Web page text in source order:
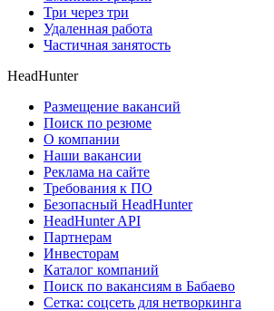
Три через три
Удаленная работа
Частичная занятость
HeadHunter
Размещение вакансий
Поиск по резюме
О компании
Наши вакансии
Реклама на сайте
Требования к ПО
Безопасный HeadHunter
HeadHunter API
Партнерам
Инвесторам
Каталог компаний
Поиск по вакансиям в Бабаево
Сетка: соцсеть для нетворкинга